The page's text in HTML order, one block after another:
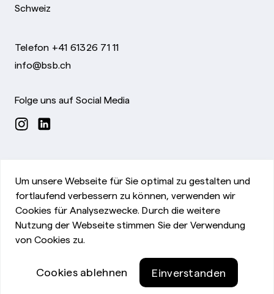
Schweiz
Telefon +41 61326 71 11
info@bsb.ch
Folge uns auf Social Media
Impressum
Um unsere Webseite für Sie optimal zu gestalten und
fortlaufend verbessern zu können, verwenden wir
Cookies für Analysezwecke. Durch die weitere
Nutzung der Webseite stimmen Sie der Verwendung
von Cookies zu.
Cookies ablehnen Einverstanden